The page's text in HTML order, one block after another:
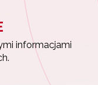
informacjami
przez ORE w